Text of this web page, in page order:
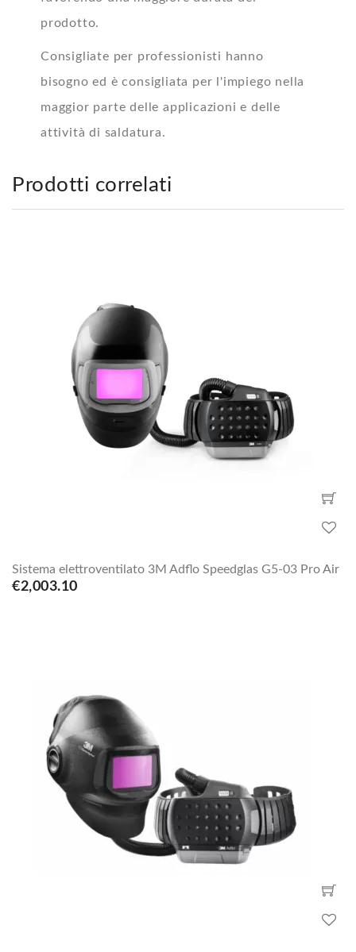
prodotto.
Consigliate per professionisti hanno
bisogno ed è consigliata per l'impiego nella
maggior parte delle applicazioni e delle
attività di saldatura.
Prodotti correlati
Sistema elettroventilato 3M Adflo Speedglas G5-03 Pro Air
€2,003.10